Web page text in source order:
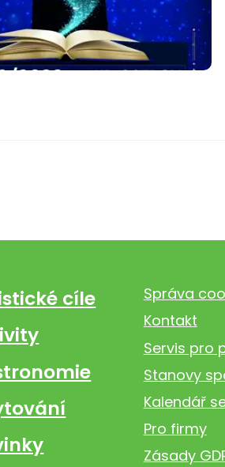
cíle
Správa
Kontakt
Servis pro
Stanovy
Kalendář
Pro firmy
Zásady